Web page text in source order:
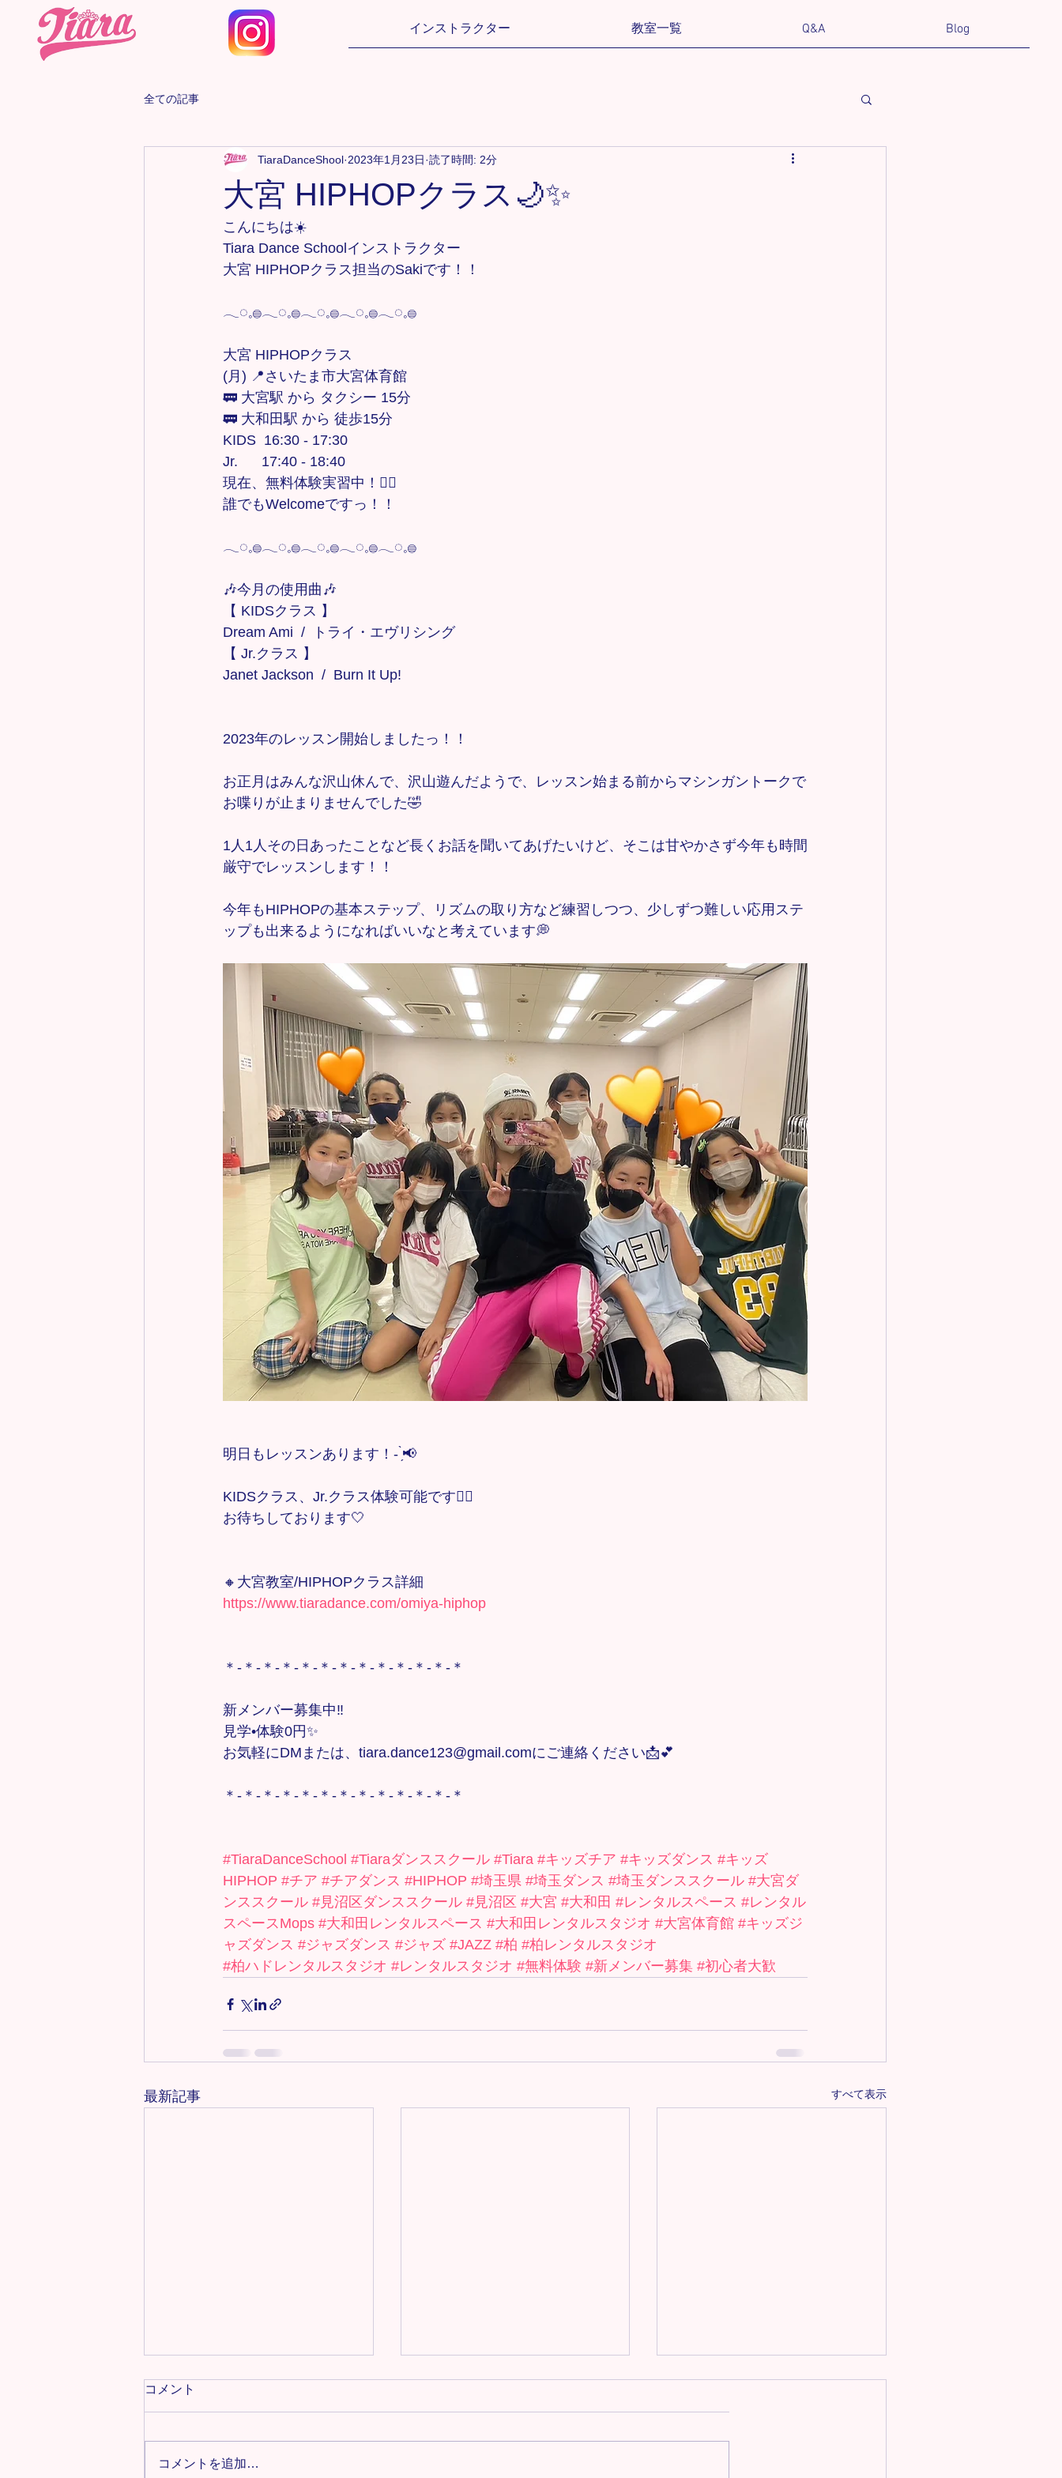
インストラクター 教室一覧 Q&A Blog
全ての記事
大宮 HIPHOPクラス🌙✨
TiaraDanceShool 2023年1月23日 読了時間: 2分
こんにちは☀️
Tiara Dance Schoolインストラクター
大宮 HIPHOPクラス担当のSakiです！！
𓂃◌𓈒𓐍𓂃◌𓈒𓐍𓂃◌𓈒𓐍𓂃◌𓈒𓐍𓂃◌𓈒𓐍
大宮 HIPHOPクラス
(月) 📍さいたま市大宮体育館
🚃 大宮駅 から タクシー 15分
🚃 大和田駅 から 徒歩15分
KIDS  16:30 - 17:30
Jr.      17:40 - 18:40
現在、無料体験実習中！🙋‍♀️
誰でもWelcomeですっ！！
𓂃◌𓈒𓐍𓂃◌𓈒𓐍𓂃◌𓈒𓐍𓂃◌𓈒𓐍𓂃◌𓈒𓐍
🎶今月の使用曲🎶
【 KIDSクラス 】
Dream Ami  /  トライ・エヴリシング
【 Jr.クラス 】
Janet Jackson  /  Burn It Up!
2023年のレッスン開始しましたっ！！
お正月はみんな沢山休んで、沢山遊んだようで、レッスン始まる前からマシンガントークで
お喋りが止まりませんでした🤣
1人1人その日あったことなど長くお話を聞いてあげたいけど、そこは甘やかさず今年も時間
厳守でレッスンします！！
今年もHIPHOPの基本ステップ、リズムの取り方など練習しつつ、少しずつ難しい応用ステ
ップも出来るようになればいいなと考えています💭
明日もレッスンあります！- ̗̀📢
KIDSクラス、Jr.クラス体験可能です🙋‍♀️
お待ちしております🤍
🔸大宮教室/HIPHOPクラス詳細
https://www.tiaradance.com/omiya-hiphop
＊-＊-＊-＊-＊-＊-＊-＊-＊-＊-＊-＊-＊
新メンバー募集中‼️
見学•体験0円✨
お気軽にDMまたは、tiara.dance123@gmail.comにご連絡ください📩💕
＊-＊-＊-＊-＊-＊-＊-＊-＊-＊-＊-＊-＊
#TiaraDanceSchool #Tiaraダンススクール #Tiara #キッズチア #キッズダンス #キッズ
HIPHOP #チア #チアダンス #HIPHOP #埼玉県 #埼玉ダンス #埼玉ダンススクール #大宮ダ
ンススクール #見沼区ダンススクール #見沼区 #大宮 #大和田 #レンタルスペース #レンタル
スペースMops #大和田レンタルスペース #大和田レンタルスタジオ #大宮体育館 #キッズジ
ャズダンス #ジャズダンス #ジャズ #JAZZ #柏 #柏レンタルスタジオ
#柏ハドレンタルスタジオ #レンタルスタジオ #無料体験 #新メンバー募集 #初心者大歓
最新記事 すべて表示
教室名・レッスン時間・活動
す。 このたび、より広い環境で
コメント
コメントを追加…